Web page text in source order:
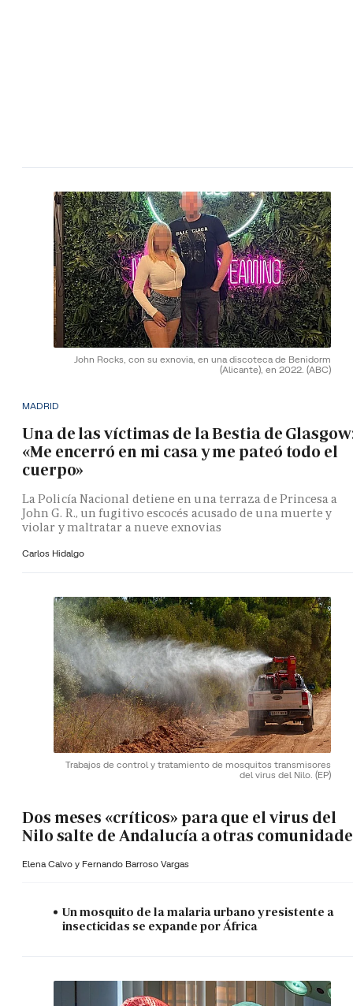
John Rocks, con su exnovia, en una discoteca de Benidorm
(Alicante), en 2022. (ABC)
MADRID
Una de las víctimas de la Bestia de
«Me encerró en mi casa y me pateó todo el
cuerpo»
La Policía Nacional detiene en una terraza de Princesa a
John G. R., un fugitivo escocés acusado de una muerte y
violar y maltratar a nueve exnovias
Carlos Hidalgo
Trabajos de control y tratamiento de mosquitos transmisores
del virus del Nilo. (EP)
Dos meses «críticos» para que el virus del
Nilo salte de Andalucía a otras
Elena Calvo y Fernando Barroso Vargas
Un mosquito de la malaria urbano y resistente a
insecticidas se expande por África